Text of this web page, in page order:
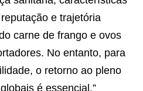
e trajetória
carne de frango e ovos
No entanto, para
o retorno ao pleno
é essencial.”